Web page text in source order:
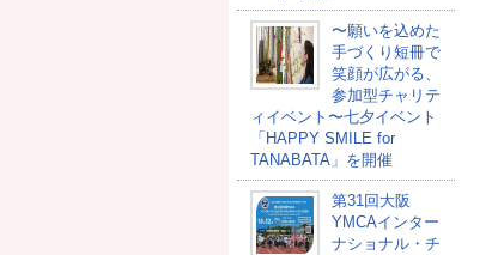
〜願いを込めた
手づくり短冊で
笑顔が広がる、
参加型チャリテ
ィイベント〜七夕イベント
「HAPPY SMILE for
TANABATA」を開催
第31回大阪
YMCAインター
ナショナル・チ